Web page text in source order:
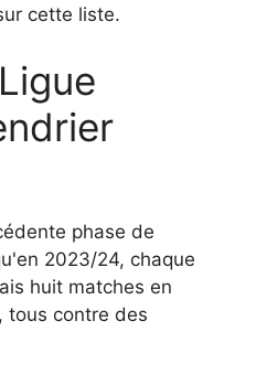
cette liste.
phase de
2023/24, chaque
huit matches en
tous contre des